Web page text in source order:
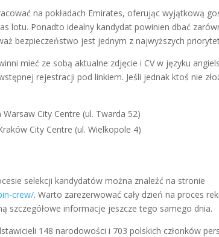
na pokładach Emirates, oferując wyjątkową
lotu. Ponadto idealny kandydat powinien dbać
bezpieczeństwo jest jednym z najwyższych
mieć ze sobą aktualne zdjęcie i CV w języku
rejestracji pod linkiem. Jeśli jednak ktoś nie
City Centre (ul. Twarda 52)
City Centre (ul. Wielkopole 4)
selekcji kandydatów można znaleźć na stronie
crew/. Warto zarezerwować cały dzień na proces
szczegółowe informacje jeszcze tego samego dnia.
148 narodowości i 703 polskich członków